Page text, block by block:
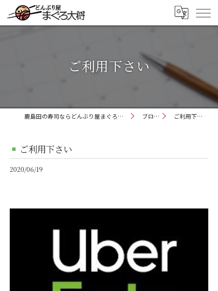
ご利用下さい
鹿島田の寿司ならどんぶり屋まぐろ大将 ブログ ご利用下さい
ご利用下さい
2020/06/19